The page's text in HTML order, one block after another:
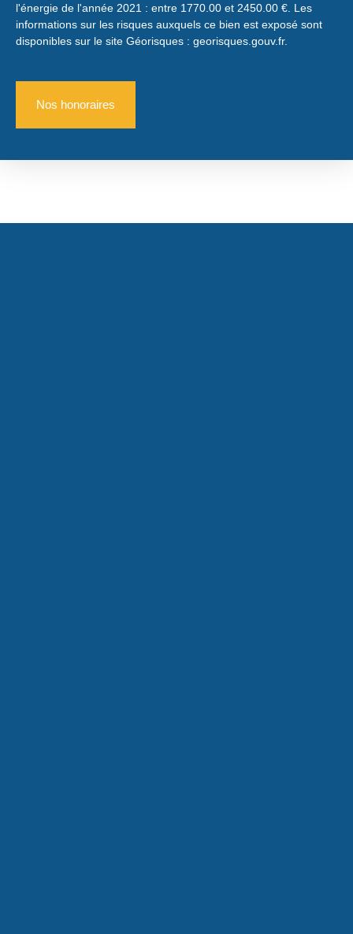
l'énergie de l'année 2021 : entre 1770.00 et 2450.00 €. Les
informations sur les risques auxquels ce bien est exposé sont
disponibles sur le site Géorisques : georisques.gouv.fr.
Nos honoraires